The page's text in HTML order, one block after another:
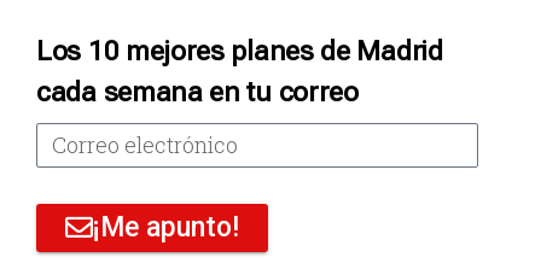
Los 10 mejores planes de Madrid
cada semana en tu correo
¡Me apunto!